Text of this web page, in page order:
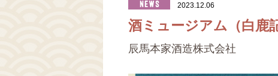
2023.12.06
酒ミュージアム（白鹿
辰馬本家酒造株式会社